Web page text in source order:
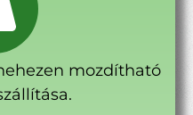
mozdítható